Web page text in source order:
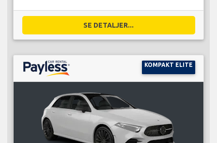
SE DETALJER...
KOMPAKT ELITE